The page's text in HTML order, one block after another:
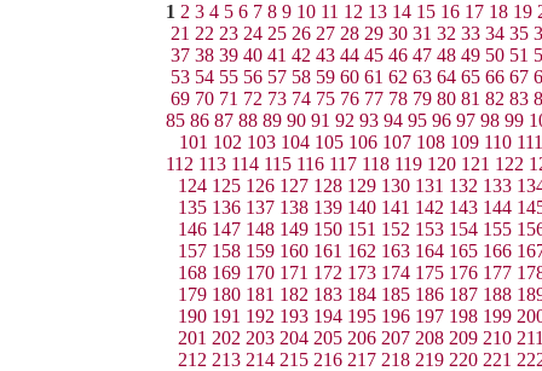
1 2 3 4 5 6 7 8 9 10 11 12 13 14 15 16 17 18 19
21 22 23 24 25 26 27 28 29 30 31 32 33 34 35
37 38 39 40 41 42 43 44 45 46 47 48 49 50 51
53 54 55 56 57 58 59 60 61 62 63 64 65 66 67
69 70 71 72 73 74 75 76 77 78 79 80 81 82 83
85 86 87 88 89 90 91 92 93 94 95 96 97 98 99
101 102 103 104 105 106 107 108 109 110 111
112 113 114 115 116 117 118 119 120 121 122
124 125 126 127 128 129 130 131 132 133
135 136 137 138 139 140 141 142 143 144
146 147 148 149 150 151 152 153 154 155
157 158 159 160 161 162 163 164 165 166
168 169 170 171 172 173 174 175 176 177
179 180 181 182 183 184 185 186 187 188
190 191 192 193 194 195 196 197 198 199
201 202 203 204 205 206 207 208 209 210
212 213 214 215 216 217 218 219 220 221